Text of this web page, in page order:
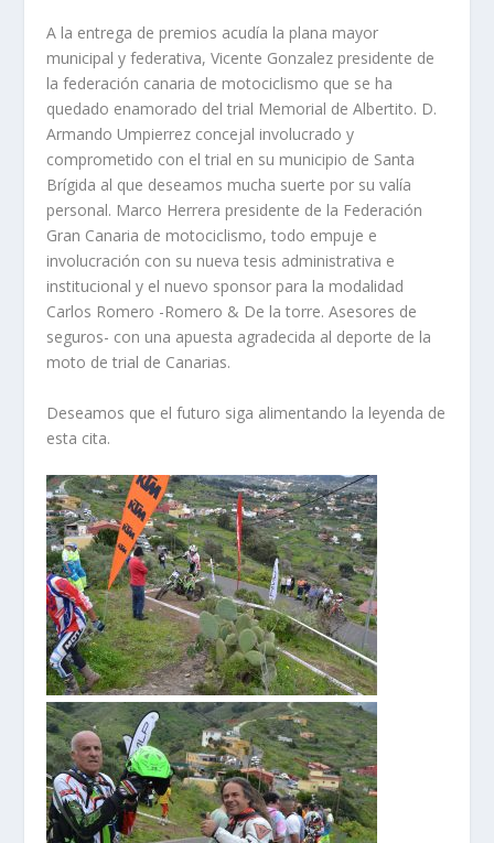
A la entrega de premios acudía la plana mayor
municipal y federativa, Vicente Gonzalez presidente de
la federación canaria de motociclismo que se ha
quedado enamorado del trial Memorial de Albertito. D.
Armando Umpierrez concejal involucrado y
comprometido con el trial en su municipio de Santa
Brígida al que deseamos mucha suerte por su valía
personal. Marco Herrera presidente de la Federación
Gran Canaria de motociclismo, todo empuje e
involucración con su nueva tesis administrativa e
institucional y el nuevo sponsor para la modalidad
Carlos Romero -Romero & De la torre. Asesores de
seguros- con una apuesta agradecida al deporte de la
moto de trial de Canarias.
Deseamos que el futuro siga alimentando la leyenda de
esta cita.